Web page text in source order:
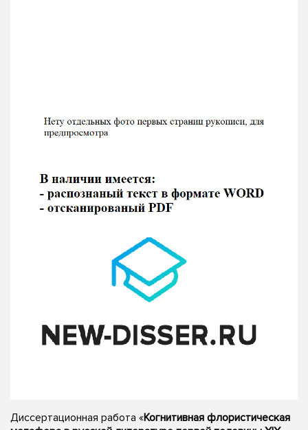
Диссертационная работа «Когнитивная флористическая